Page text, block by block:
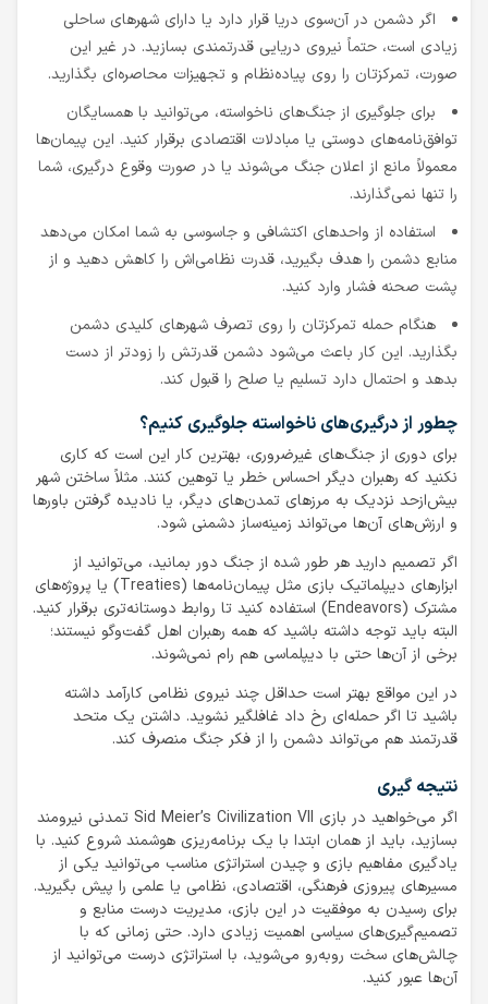
اگر دشمن در آن‌سوی دریا قرار دارد یا دارای شهرهای ساحلی
زیادی است، حتماً نیروی دریایی قدرتمندی بسازید. در غیر این
صورت، تمرکزتان را روی پیاده‌نظام و تجهیزات محاصره‌ای بگذارید.
برای جلوگیری از جنگ‌های ناخواسته، می‌توانید با همسایگان
توافق‌نامه‌های دوستی یا مبادلات اقتصادی برقرار کنید. این پیمان‌ها
معمولاً مانع از اعلان جنگ می‌شوند یا در صورت وقوع درگیری، شما
را تنها نمی‌گذارند.
استفاده از واحدهای اکتشافی و جاسوسی به شما امکان می‌دهد
منابع دشمن را هدف بگیرید، قدرت نظامی‌اش را کاهش دهید و از
پشت صحنه فشار وارد کنید.
هنگام حمله تمرکزتان را روی تصرف شهرهای کلیدی دشمن
بگذارید. این کار باعث می‌شود دشمن قدرتش را زودتر از دست
بدهد و احتمال دارد تسلیم یا صلح را قبول کند.
چطور از درگیری‌های ناخواسته جلوگیری کنیم؟
برای دوری از جنگ‌های غیرضروری، بهترین کار این است که کاری
نکنید که رهبران دیگر احساس خطر یا توهین کنند. مثلاً ساختن شهر
بیش‌ازحد نزدیک به مرزهای تمدن‌های دیگر، یا نادیده گرفتن باورها
و ارزش‌های آن‌ها می‌تواند زمینه‌ساز دشمنی شود.
اگر تصمیم دارید هر طور شده از جنگ دور بمانید، می‌توانید از
ابزارهای دیپلماتیک بازی مثل پیمان‌نامه‌ها (Treaties) یا پروژه‌های
مشترک (Endeavors) استفاده کنید تا روابط دوستانه‌تری برقرار کنید.
البته باید توجه داشته باشید که همه رهبران اهل گفت‌وگو نیستند؛
برخی‌ از آن‌ها حتی با دیپلماسی هم رام نمی‌شوند.
در این مواقع بهتر است حداقل چند نیروی نظامی کارآمد داشته
باشید تا اگر حمله‌ای رخ داد غافلگیر نشوید. داشتن یک متحد
قدرتمند هم می‌تواند دشمن را از فکر جنگ منصرف کند.
نتیجه گیری
اگر می‌خواهید در بازی Sid Meier’s Civilization VII تمدنی نیرومند
بسازید، باید از همان ابتدا با یک برنامه‌ریزی هوشمند شروع کنید. با
یادگیری مفاهیم بازی و چیدن استراتژی مناسب می‌توانید یکی از
مسیرهای پیروزی فرهنگی، اقتصادی، نظامی یا علمی را پیش بگیرید.
برای رسیدن به موفقیت در این بازی، مدیریت درست منابع و
تصمیم‌گیری‌های سیاسی اهمیت زیادی دارد. حتی زمانی که با
چالش‌های سخت روبه‌رو می‌شوید، با استراتژی درست می‌توانید از
آن‌ها عبور کنید.